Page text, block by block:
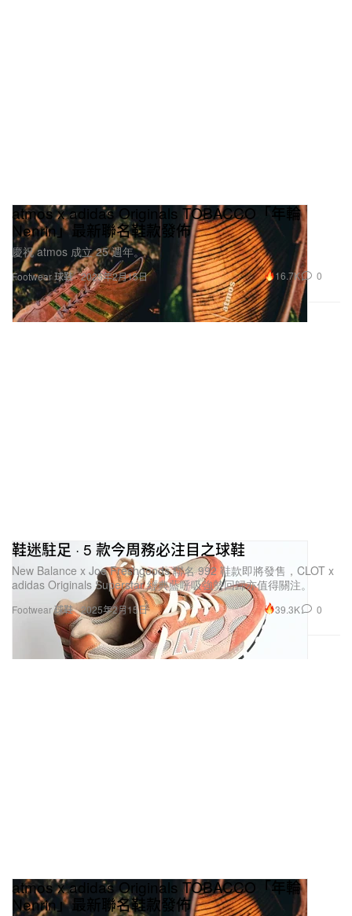
Footwear 球鞋
atmos x adidas Originals TOBACCO「年輪
Nenrin」最新聯名鞋款發佈
慶祝 atmos 成立 25 週年。
2025年2月15日 16.7K 0
Footwear 球鞋
鞋迷駐足 · 5 款今周務必注目之球鞋
New Balance x Joe Freshgoods 聯名 992 鞋款即將發售，CLOT x
adidas Originals Superstar 經典藍呼吸強勢回歸亦值得關注。
2025年2月15日 39.3K 0
atmos x adidas Originals TOBACCO「年輪
Nenrin」最新聯名鞋款發佈